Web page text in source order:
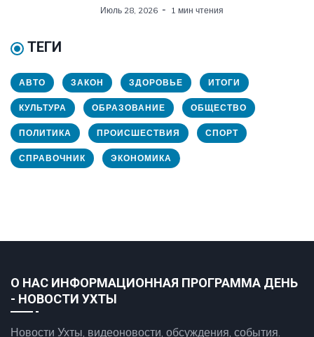
Июль 28, 2026 1 мин чтения
ТЕГИ
АВТО ЗАКОН ЗДОРОВЬЕ ИТОГИ
КУЛЬТУРА ОБРАЗОВАНИЕ ОБЩЕСТВО
ПОЛИТИКА ПРОИСШЕСТВИЯ СПОРТ
СПРАВОЧНИК ЭКОНОМИКА
О НАС ИНФОРМАЦИОННАЯ ПРОГРАММА ДЕНЬ
- НОВОСТИ УХТЫ
Новости Ухты, видеоновости, обсуждения, события.